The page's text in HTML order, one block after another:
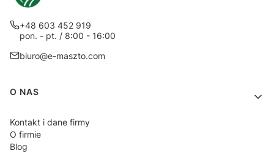
+48 603 452 919
pon. - pt. / 8:00 - 16:00
biuro@e-maszto.com
Linki w stopce
O NAS
Kontakt i dane firmy
O firmie
Blog